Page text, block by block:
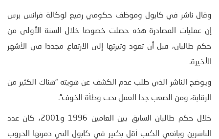
وقال ناشر في كابول وموظف حكومي رفيع لوكالة فرانس برس
إن عمليات المصادرة هذه حصلت خصوصا خلال السنة الأولى من
حكم طالبان، قبل أن تعود وتيرتها إلى الارتفاع مجددا في الأشهر
الأخيرة.
ويوضح الناشر الذي طلب عدم الكشف عن هويته “هناك الكثير من
الرقابة، ومن الصعب جدا العمل تحت وطأة الخوف”.
خلال حكم طالبان السابق بين العامين 1996 و2001، كان عدد
الناشرين وبائعي الكتب أقل بكثير في كابول التي دمرتها الحروب